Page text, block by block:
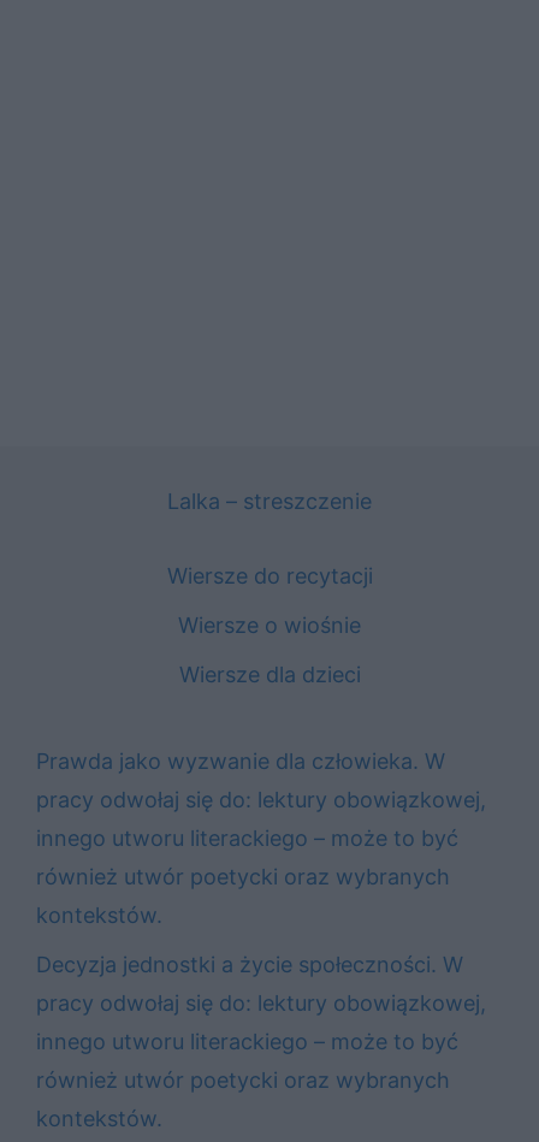
Lalka – streszczenie
Wiersze do recytacji
Wiersze o wiośnie
Wiersze dla dzieci
Prawda jako wyzwanie dla człowieka. W
pracy odwołaj się do: lektury obowiązkowej,
innego utworu literackiego – może to być
również utwór poetycki oraz wybranych
kontekstów.
Decyzja jednostki a życie społeczności. W
pracy odwołaj się do: lektury obowiązkowej,
innego utworu literackiego – może to być
również utwór poetycki oraz wybranych
kontekstów.